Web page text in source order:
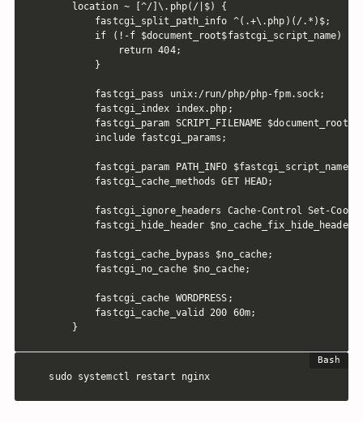
    location ~ [^/]\.php(/|$) {
        fastcgi_split_path_info ^(.+\.php)(/.*)$;
        if (!-f $document_root$fastcgi_script_name) {
            return 404;
        }
        fastcgi_pass unix:/run/php/php-fpm.sock;
        fastcgi_index index.php;
fastcgi_param SCRIPT_FILENAME
        include fastcgi_params;
        fastcgi_param PATH_INFO $fastcgi_script_name;
        fastcgi_cache_methods GET HEAD;
fastcgi_ignore_headers Cache-Control Set-
        fastcgi_hide_header $no_cache_fix_hide_header;
        fastcgi_cache_bypass $no_cache;
        fastcgi_no_cache $no_cache;
        fastcgi_cache WORDPRESS;
        fastcgi_cache_valid 200 60m;
    }
sudo systemctl restart nginx